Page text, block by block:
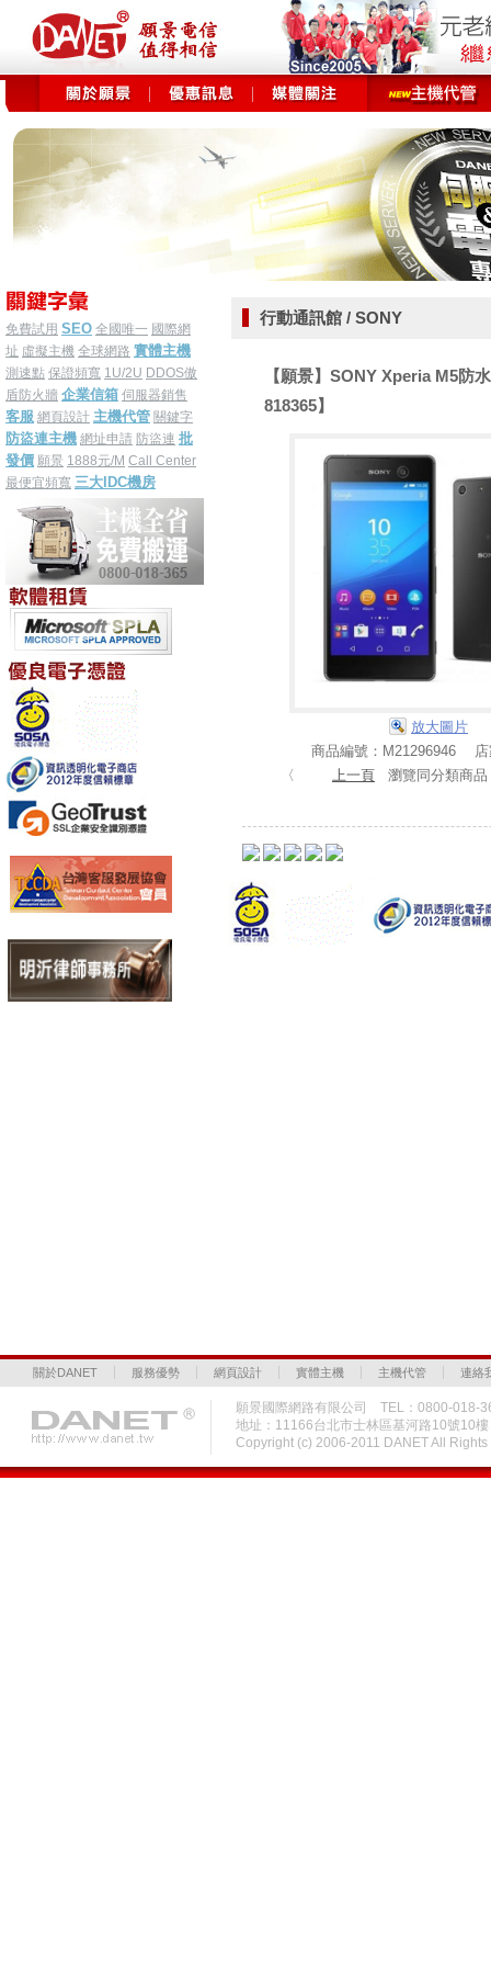
免費試用 SEO 全國唯一 國際網
址 虛擬主機 全球網路 實體主機
測速點 保證頻寬 1U/2U DDOS傲
盾防火牆 企業信箱 伺服器銷售
客服 網頁設計 主機代管 關鍵字
防盜連主機 網址申請 防盜連 批
發價 願景 1888元/M Call Center
最便宜頻寬 三大IDC機房
行動通訊館 / SONY
【願景】SONY Xperia M5防
818365】
放大圖片
商品編號：M21296946 店
〈
上一頁 瀏覽同分類商
關於DANET 服務優勢 網頁設計 實體主機 主機代管 連絡
願景國際網路有限公司 TEL：0800-018-
地址：11166台北市士林區基河路10號10
Copyright (c) 2006-2011 DANET All